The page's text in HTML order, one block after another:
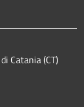
Catania (CT)